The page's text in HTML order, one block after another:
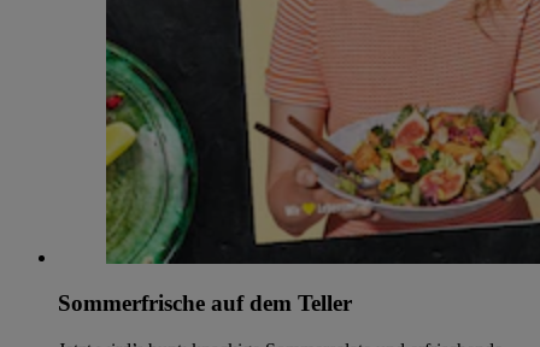
Sommerfrische auf dem Teller